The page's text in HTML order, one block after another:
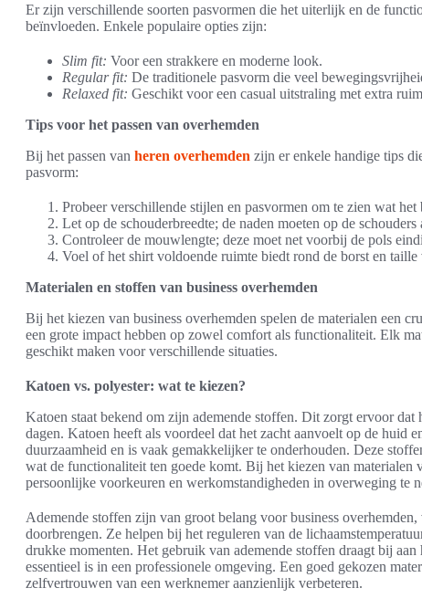
Er zijn verschillende soorten pasvormen die het uiterlijk en de
beïnvloeden. Enkele populaire opties zijn:
Slim fit: Voor een strakkere en moderne look.
Regular fit: De traditionele pasvorm die veel
Relaxed fit: Geschikt voor een casual uitstraling met extra
Tips voor het passen van overhemden
Bij het passen van heren overhemden zijn er enkele handige tips
pasvorm:
Probeer verschillende stijlen en pasvormen om te zien wat
Let op de schouderbreedte; de naden moeten op de schouders
Controleer de mouwlengte; deze moet net voorbij de pols
Voel of het shirt voldoende ruimte biedt rond de borst en
Materialen en stoffen van business overhemden
Bij het kiezen van business overhemden spelen de materialen een
een grote impact hebben op zowel comfort als functionaliteit. Elk
geschikt maken voor verschillende situaties.
Katoen vs. polyester: wat te kiezen?
Katoen staat bekend om zijn ademende stoffen. Dit zorgt ervoor
dagen. Katoen heeft als voordeel dat het zacht aanvoelt op de huid
duurzaamheid en is vaak gemakkelijker te onderhouden. Deze
wat de functionaliteit ten goede komt. Bij het kiezen van materialen
persoonlijke voorkeuren en werkomstandigheden in overweging te
Ademende stoffen zijn van groot belang voor business
doorbrengen. Ze helpen bij het reguleren van de
drukke momenten. Het gebruik van ademende stoffen draagt bij
essentieel is in een professionele omgeving. Een goed gekozen
zelfvertrouwen van een werknemer aanzienlijk verbeteren.